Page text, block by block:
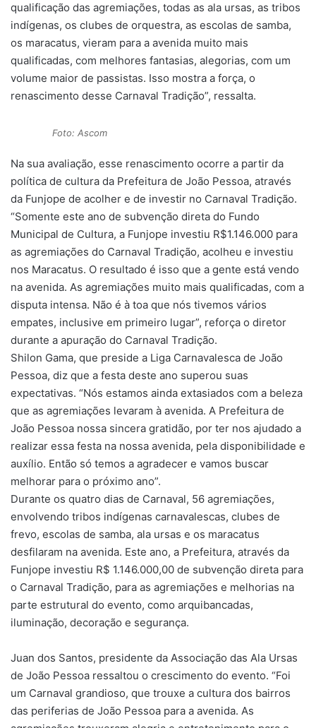
qualificação das agremiações, todas as ala ursas, as tribos
indígenas, os clubes de orquestra, as escolas de samba,
os maracatus, vieram para a avenida muito mais
qualificadas, com melhores fantasias, alegorias, com um
volume maior de passistas. Isso mostra a força, o
renascimento desse Carnaval Tradição”, ressalta.
Foto: Ascom
Na sua avaliação, esse renascimento ocorre a partir da
política de cultura da Prefeitura de João Pessoa, através
da Funjope de acolher e de investir no Carnaval Tradição.
“Somente este ano de subvenção direta do Fundo
Municipal de Cultura, a Funjope investiu R$1.146.000 para
as agremiações do Carnaval Tradição, acolheu e investiu
nos Maracatus. O resultado é isso que a gente está vendo
na avenida. As agremiações muito mais qualificadas, com a
disputa intensa. Não é à toa que nós tivemos vários
empates, inclusive em primeiro lugar”, reforça o diretor
durante a apuração do Carnaval Tradição.
Shilon Gama, que preside a Liga Carnavalesca de João
Pessoa, diz que a festa deste ano superou suas
expectativas. “Nós estamos ainda extasiados com a beleza
que as agremiações levaram à avenida. A Prefeitura de
João Pessoa nossa sincera gratidão, por ter nos ajudado a
realizar essa festa na nossa avenida, pela disponibilidade e
auxílio. Então só temos a agradecer e vamos buscar
melhorar para o próximo ano”.
Durante os quatro dias de Carnaval, 56 agremiações,
envolvendo tribos indígenas carnavalescas, clubes de
frevo, escolas de samba, ala ursas e os maracatus
desfilaram na avenida. Este ano, a Prefeitura, através da
Funjope investiu R$ 1.146.000,00 de subvenção direta para
o Carnaval Tradição, para as agremiações e melhorias na
parte estrutural do evento, como arquibancadas,
iluminação, decoração e segurança.
Juan dos Santos, presidente da Associação das Ala Ursas
de João Pessoa ressaltou o crescimento do evento. “Foi
um Carnaval grandioso, que trouxe a cultura dos bairros
das periferias de João Pessoa para a avenida. As